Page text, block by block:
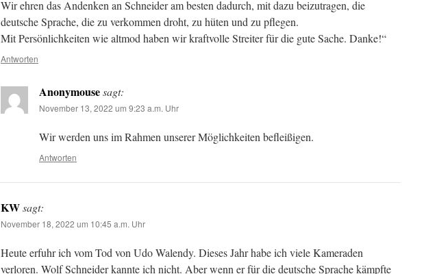
Wir ehren das Andenken an Schneider am besten dadurch, mit dazu beizutragen, die
deutsche Sprache, die zu verkommen droht, zu hüten und zu pflegen.
Mit Persönlichkeiten wie altmod haben wir kraftvolle Streiter für die gute Sache. Danke!“
Antworten
Anonymousesagt:
November 13, 2022 um 9:23 a.m. Uhr
Wir werden uns im Rahmen unserer Möglichkeiten befleißigen.
Antworten
KWsagt:
November 18, 2022 um 10:45 a.m. Uhr
Heute erfuhr ich vom Tod von Udo Walendy. Dieses Jahr habe ich viele Kameraden
verloren. Wolf Schneider kannte ich nicht. Aber wenn er für die deutsche Sprache kämpfte